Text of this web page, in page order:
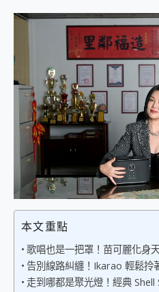
AI 支付 一錶搞定大小事 Xiaomi Watch 5 開箱 評測
超驚艷 讓人一眼就愛上 LENOVO 聯想 Yoga Book 9 14吋 AI輕薄筆電 開箱 評測
美到讓人超想擁有 moto pad 60 系列 與 Moto | Swarovski razr 60 冰藍限定版本 開箱 評測
好用的 EaseUS Partition Master 讓您輕鬆的移除與格式化有防寫保護的隨身碟或SD卡
小朋友才做選擇 投影機 RGB藍牙音響 氛圍情境燈 我通通都要！ Starfish 2 幻彩膠囊投影機｜結合「 智慧投影 & 煥彩流動 」的沈浸式生活新體驗
外型超吸晴~ 給您絕佳操控體驗 GravaStar Mercury K1 系列 異星機械鍵盤與 Mercury X 系列 輕量無線電競滑鼠 開箱 評測
開箱~變身「蜘蛛人」椅子軍師！MSI MPG 491CQP QD-OLED 超寬曲面電競螢幕，多工辦公、爽度滿滿的終極桌面體驗
iPhone 17 系列 有認證的防護來囉！ imos 首家導入 UL MCV 行銷宣告驗證的手機配件品牌
DJI Osmo Pocket 3 爽爽帶回家 歡慶 EaseUS 21 週年到來，「Slogan 海報徵稿活動」好康大放送
會走動的冷暖氣 SONY REON POCKET PRO 穿戴式智慧冷暖調溫裝置 開箱 評測
寶可夢飛人外掛iToolab AnyGo全新升級，GO Fest 五折優惠嗨翻天！支援 iOS/Android！
百倍變焦實測~ vivo X200 Pro 與 S25 Ultra 誰能滿足全場景拍攝需求？
自帶線的 有線無線都能充 ONPRO MagReact M5 10000mAh 5合1 磁吸無線急速行動電源 開箱 評測
飛利浦 JS7310 ⚡【電急便｜行動儲能救車電源】 可靠的旅行夥伴！帶給您優異的安全性與強大供電效能
是螢幕也是電視! 一機超多用途「MSI微星 Modern MD272UPSW 27型」 4K IPS 輕薄商用智慧聯網螢幕 開箱 評測
本文重點
歌唱也是一把罩！苗可麗化身
告別線路糾纏！Ikarao 輕鬆拎
走到哪都是聚光燈！經典 Shell